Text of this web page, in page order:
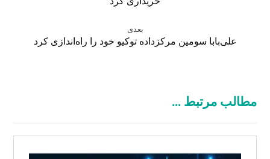
بعدی
علی‌بابا سومین مرکزداده توکیو خود را راه‌اندازی کرد
مطالب مرتبط ...